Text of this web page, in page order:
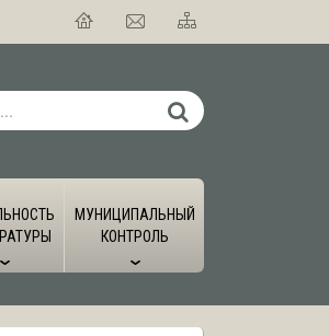
МУНИЦИПАЛЬНЫЙ
КОНТРОЛЬ